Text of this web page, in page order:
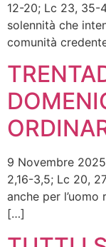
12-20; Lc 23, 35-
solennità che
comunità
9 Novembre
2,16-3,5; Lc 20,
anche per
[…]